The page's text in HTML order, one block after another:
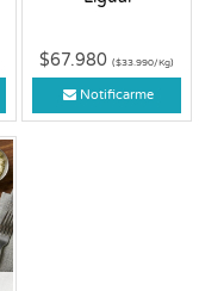
$67.980($33.990/Kg)
Notificarme